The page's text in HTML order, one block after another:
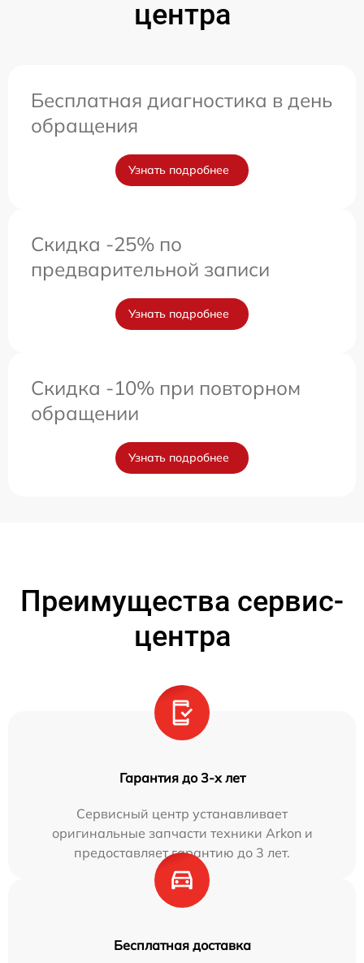
центра
Бесплатная диагностика в день
обращения
Узнать подробнее
Скидка -25% по
предварительной записи
Узнать подробнее
Скидка -10% при повторном
обращении
Узнать подробнее
Преимущества сервис-
центра
Гарантия до 3-х лет
Сервисный центр устанавливает
оригинальные запчасти техники Arkon и
предоставляет гарантию до 3 лет.
Бесплатная доставка